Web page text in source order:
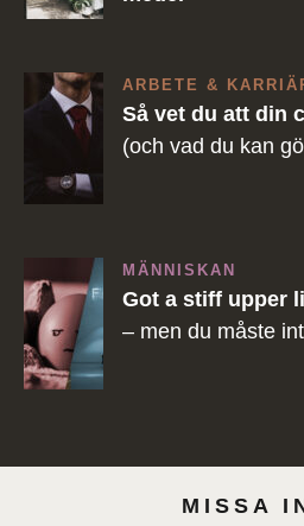
ARBETE &
Så vet du att din
(och vad du kan
MÄNNISKAN
Got a stiff upper
– men du måste
MISSA